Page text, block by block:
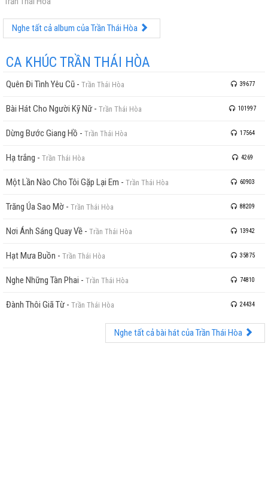
Nghe tất cả album của Trần Thái Hòa
CA KHÚC TRẦN THÁI HÒA
Quên Đi Tình Yêu Cũ - Trần Thái Hòa 39677
Bài Hát Cho Người Kỹ Nữ - Trần Thái Hòa 101997
Dừng Bước Giang Hồ - Trần Thái Hòa 17564
Hạ trắng - Trần Thái Hòa 4269
Một Lần Nào Cho Tôi Gặp Lại Em - Trần Thái Hòa 60903
Trăng Úa Sao Mờ - Trần Thái Hòa 88209
Nơi Ánh Sáng Quay Về - Trần Thái Hòa 13942
Hạt Mưa Buồn - Trần Thái Hòa 35875
Nghe Những Tàn Phai - Trần Thái Hòa 74810
Đành Thôi Giã Từ - Trần Thái Hòa 24434
Nghe tất cả bài hát của Trần Thái Hòa